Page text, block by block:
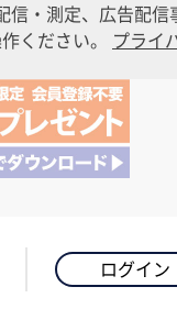
・測定、広告配
ください。 プライ
ログイン